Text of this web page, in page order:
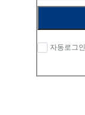
자동로그인